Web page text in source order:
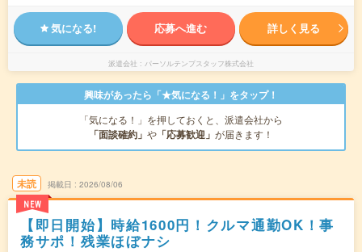
気になる! 応募へ進む 詳しく見る
派遣会社 パーソルテンプスタッフ株式会社
興味があったら「★気になる！」をタップ！
「気になる！」を押しておくと、派遣会社から
「面談確約」 や 「応募歓迎」 が届きます！
未読
NEW
掲載日 2026/08/06
【即日開始】時給1600円！クルマ通勤OK！事
務サポ！残業ほぼナシ